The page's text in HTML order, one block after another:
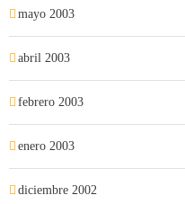
mayo 2003
abril 2003
febrero 2003
enero 2003
diciembre 2002